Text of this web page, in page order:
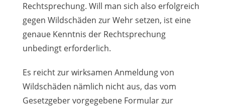
Rechtsprechung. Will man sich also erfolgreich
gegen Wildschäden zur Wehr setzen, ist eine
genaue Kenntnis der Rechtsprechung
unbedingt erforderlich.
Es reicht zur wirksamen Anmeldung von
Wildschäden nämlich nicht aus, das vom
Gesetzgeber vorgegebene Formular zur